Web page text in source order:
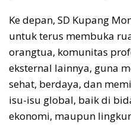
Ke depan, SD Kupang
untuk terus membuka
orangtua, komunitas
eksternal lainnya, guna
sehat, berdaya, dan
isu-isu global, baik di
ekonomi, maupun